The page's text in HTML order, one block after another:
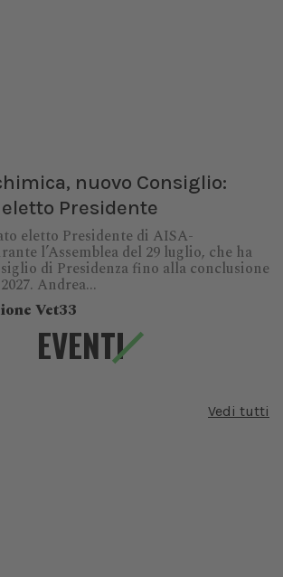
nuovo Consiglio:
eletto Presidente
eletto Presidente di AISA-
l’Assemblea del 29 luglio, che ha
di Presidenza fino alla conclusione
Andrea...
Vet33
EVENTI
Vedi tutti